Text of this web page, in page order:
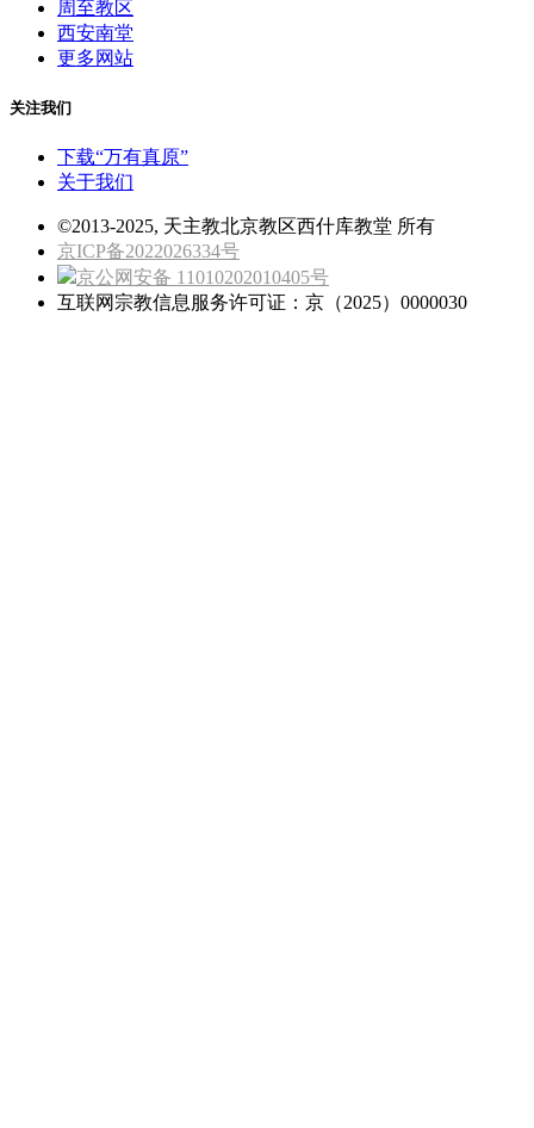
周至教区
西安南堂
更多网站
关注我们
下载“万有真原”
关于我们
©2013-2025, 天主教北京教区西什库教堂 所有
京ICP备2022026334号
京公网安备 11010202010405号
互联网宗教信息服务许可证：京（2025）0000030